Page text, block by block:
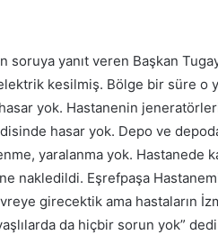
yanıt veren Başkan
kesilmiş. Bölge bir süre o
yok. Hastanenin
hasar yok. Depo ve
yaralanma yok. Hastanede
nakledildi. Eşrefpaşa
girecektik ama hastaların
da hiçbir sorun yok”